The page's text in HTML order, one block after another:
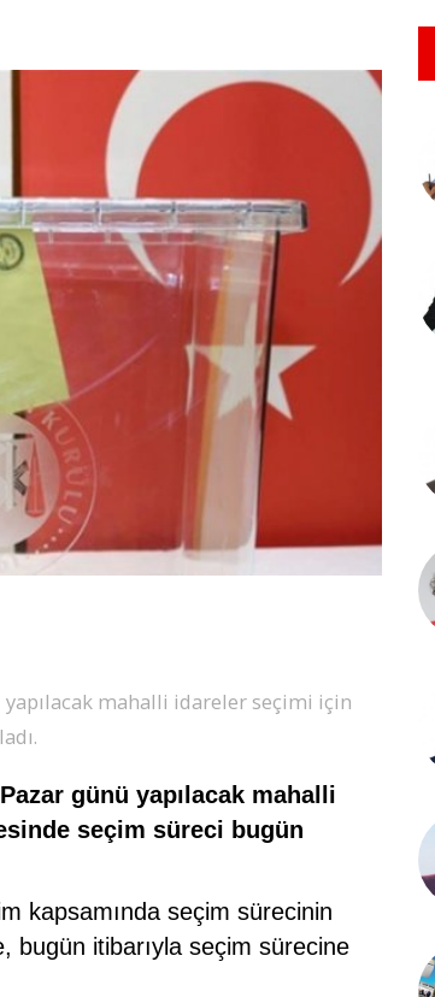
mahalli idareler seçimi için
günü yapılacak mahalli
seçim süreci bugün
kapsamında seçim sürecinin
bugün itibarıyla seçim sürecine